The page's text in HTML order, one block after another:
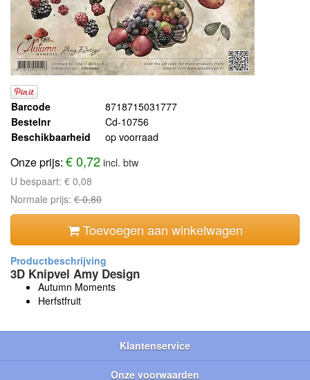
Barcode
8718715031777
Bestelnr
Cd-10756
Beschikbaarheid
op voorraad
Onze prijs: € 0,72incl. btw
U bespaart: € 0,08
Normale prijs: € 0,80
Toevoegen aan winkelwagen
3D Knipvel Amy Design
Autumn Moments
Herfstfruit
Klantenservice
Onze voorwaarden